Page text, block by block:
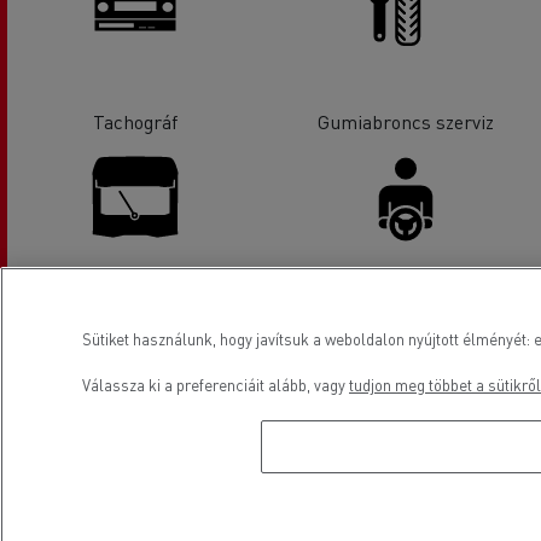
Tachográf Gumiabroncs szerviz
Sütiket használunk, hogy javítsuk a weboldalon nyújtott
Válassza ki a preferenciáit alább, vagytudjon meg többet a